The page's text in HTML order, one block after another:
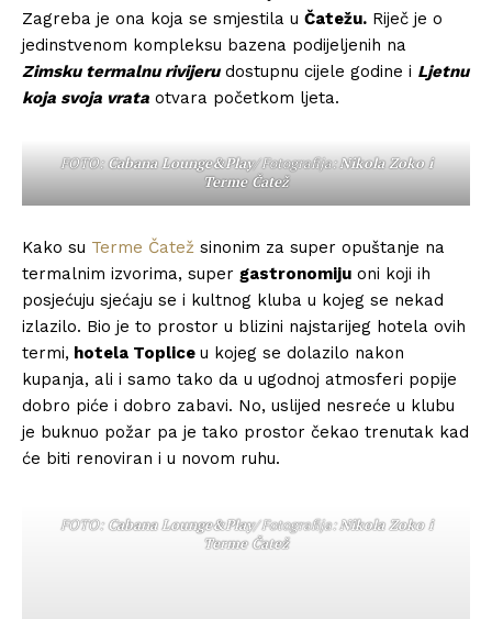
Zagreba je ona koja se smjestila u Čatežu. Riječ je o
jedinstvenom kompleksu bazena podijeljenih na
Zimsku termalnu rivijerudostupnu cijele godine i Ljetnu
koja svoja vrata otvara početkom ljeta.
FOTO:Cabana Lounge&Play/ Fotografija:Nikola Zoko i
Terme Čatež
Kako su Terme Čatež sinonim za super opuštanje na
termalnim izvorima, super gastronomiju oni koji ih
posjećuju sjećaju se i kultnog kluba u kojeg se nekad
izlazilo. Bio je to prostor u blizini najstarijeg hotela ovih
termi, hotela Toplice u kojeg se dolazilo nakon
kupanja, ali i samo tako da u ugodnoj atmosferi popije
dobro piće i dobro zabavi. No, uslijed nesreće u klubu
je buknuo požar pa je tako prostor čekao trenutak kad
će biti renoviran i u novom ruhu.
FOTO:Cabana Lounge&Play/ Fotografija:Nikola Zoko i
Terme Čatež